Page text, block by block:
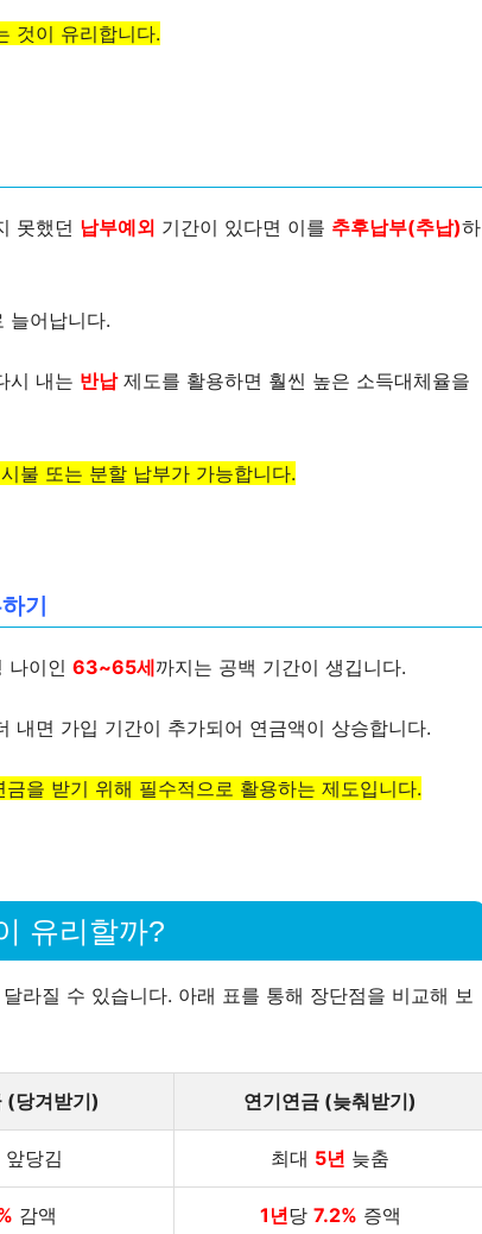
것이 유리합니다.
못했던 납부예외 기간이 있다면 이를 추후납부(추납)하
늘어납니다.
시 내는 반납제도를 활용하면 훨씬 높은 소득대체율을
불 또는 분할 납부가 가능합니다.
기
나이인 63~65세까지는 공백 기간이 생깁니다.
내면 가입 기간이 추가되어 연금액이 상승합니다.
을 받기 위해 필수적으로 활용하는 제도입니다.
유리할까?
라질 수 있습니다. 아래 표를 통해 장단점을 비교해 보
(당겨받기) 연기연금 (늦춰받기)
앞당김 최대 5년 늦춤
감액 1년당 7.2% 증액